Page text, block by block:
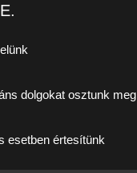
dolgokat osztunk meg
esetben értesítünk